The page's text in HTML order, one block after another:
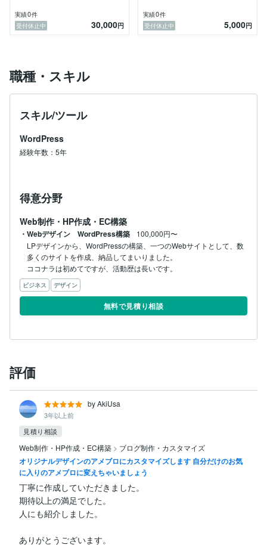
実績0件
受付休止中
30,000円
実績0件
受付休止中
5,000円
職種・スキル
スキル/ツール
WordPress
経験年数：5年
得意分野
Web制作・HP作成・EC構築
・Webデザイン WordPress構築
100,000円〜
LPデザインから、WordPressの構築、一つのWebサイトとして、数
多くのサイトを作成、納品してまいりました。
ココナラは初めてですが、活動歴は長いです。
ビジネス デザイン
無料で見積り相談
評価
by AkiUsa
3年以上前
見積り相談
Web制作・HP作成・EC構築 > ブログ制作・カスタマイズ
オリジナルデザインのアメブロにカスタマイズします 自分だけのお気
に入りのアメブロに変えちゃいましょう
丁寧に作成していただきました。
期待以上の満足でした。
人にも紹介しました。
ありがとうございます。